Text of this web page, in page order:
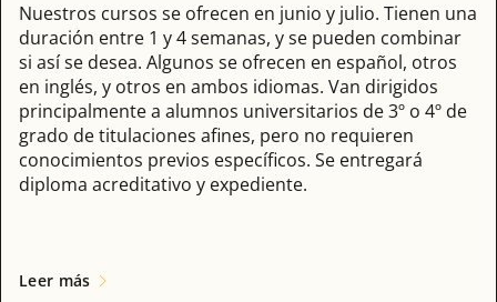
Nuestros cursos se ofrecen en junio y julio. Tienen una
duración entre 1 y 4 semanas, y se pueden combinar
si así se desea. Algunos se ofrecen en español, otros
en inglés, y otros en ambos idiomas. Van dirigidos
principalmente a alumnos universitarios de 3º o 4º de
grado de titulaciones afines, pero no requieren
conocimientos previos específicos. Se entregará
diploma acreditativo y expediente.
Leer más